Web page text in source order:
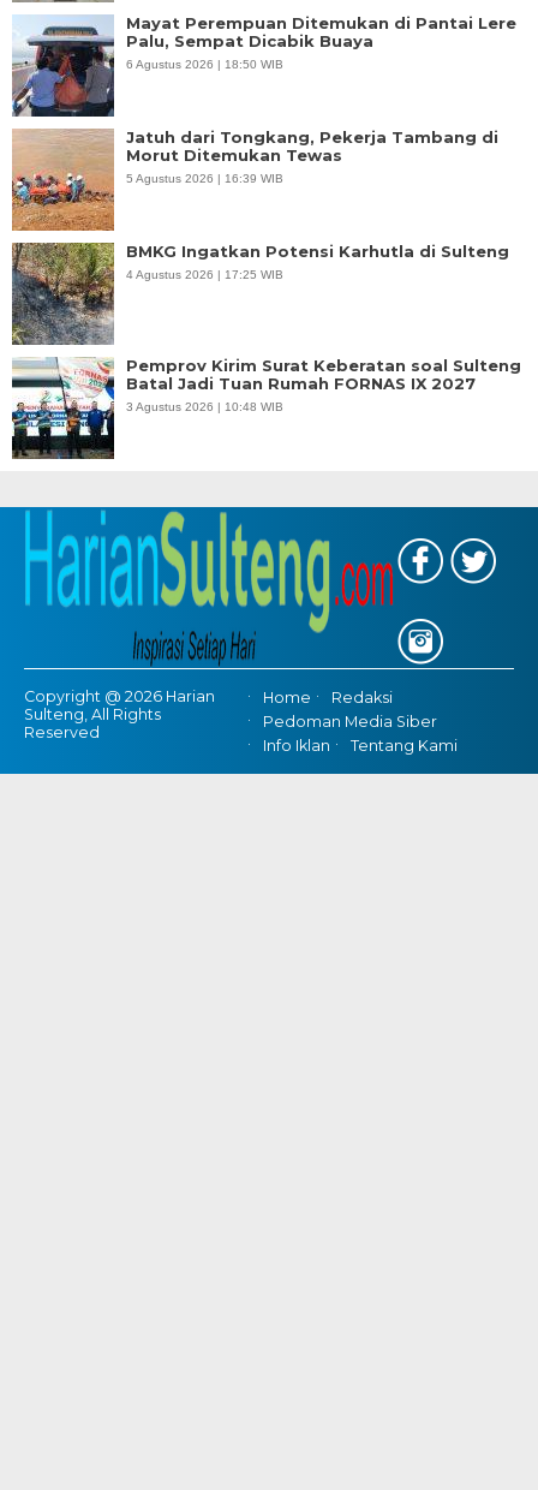
Mayat Perempuan Ditemukan di Pantai Lere
Palu, Sempat Dicabik Buaya
6 Agustus 2026 | 18:50 WIB
Jatuh dari Tongkang, Pekerja Tambang di
Morut Ditemukan Tewas
5 Agustus 2026 | 16:39 WIB
BMKG Ingatkan Potensi Karhutla di Sulteng
4 Agustus 2026 | 17:25 WIB
Pemprov Kirim Surat Keberatan soal Sulteng
Batal Jadi Tuan Rumah FORNAS IX 2027
3 Agustus 2026 | 10:48 WIB
Copyright @ 2026 Harian
Sulteng, All Rights
Reserved
Home
Redaksi
Pedoman Media Siber
Info Iklan
Tentang Kami